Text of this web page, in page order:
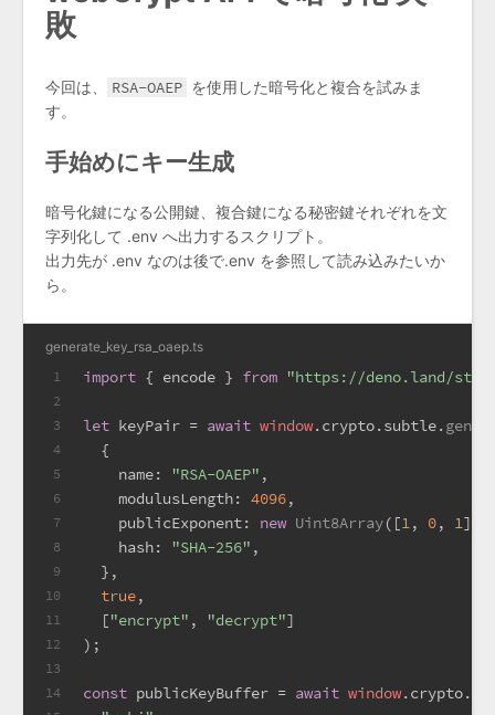
敗
今回は、 RSA-OAEP を使用した暗号化と複合を試みま
す。
手始めにキー生成
暗号化鍵になる公開鍵、複合鍵になる秘密鍵それぞれを文
字列化して .env へ出力するスクリプト。
出力先が .env なのは後で.env を参照して読み込みたいか
ら。
generate_key_rsa_oaep.ts
1
2
3
4
5
6
7
8
9
10
11
12
13
14
import { encode } from "https://deno.land/
let keyPair = await window.crypto.subtle.
  {
name: "RSA-OAEP" ,
modulusLength: 4096,
publicExponent: new Uint8Array([1, 0, 1]),
hash: "SHA-256" ,
  },
true,
  [
"encrypt" , "decrypt"]
);
const publicKeyBuffer = await window.crypto.